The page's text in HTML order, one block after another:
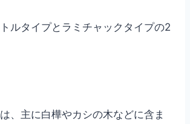
ルタイプとラミチャックタイプの2
、主に白樺やカシの木などに含ま